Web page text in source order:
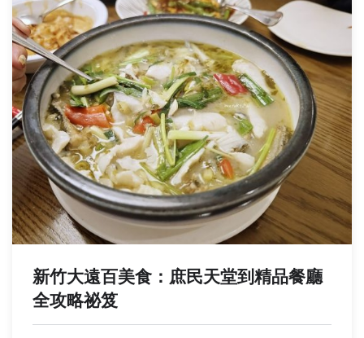
新竹大遠百美食：庶民天堂到精品餐廳
全攻略祕笈